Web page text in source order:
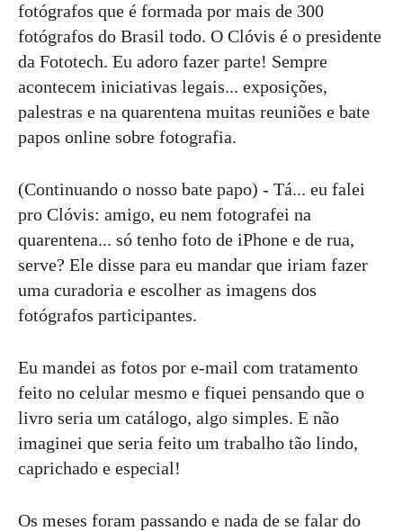
fotógrafos que é formada por mais de 300
fotógrafos do Brasil todo. O Clóvis é o presidente
da Fototech. Eu adoro fazer parte! Sempre
acontecem iniciativas legais... exposições,
palestras e na quarentena muitas reuniões e bate
papos online sobre fotografia.
(Continuando o nosso bate papo) - Tá... eu falei
pro Clóvis: amigo, eu nem fotografei na
quarentena... só tenho foto de iPhone e de rua,
serve? Ele disse para eu mandar que iriam fazer
uma curadoria e escolher as imagens dos
fotógrafos participantes.
Eu mandei as fotos por e-mail com tratamento
feito no celular mesmo e fiquei pensando que o
livro seria um catálogo, algo simples. E não
imaginei que seria feito um trabalho tão lindo,
caprichado e especial!
Os meses foram passando e nada de se falar do